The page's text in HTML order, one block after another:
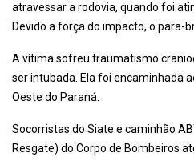
atravessar a rodovia, quando foi
Devido a força do impacto, o para-
A vítima sofreu traumatismo
ser intubada. Ela foi encaminhada
Oeste do Paraná.
Socorristas do Siate e caminhão
Resgate) do Corpo de Bombeiros